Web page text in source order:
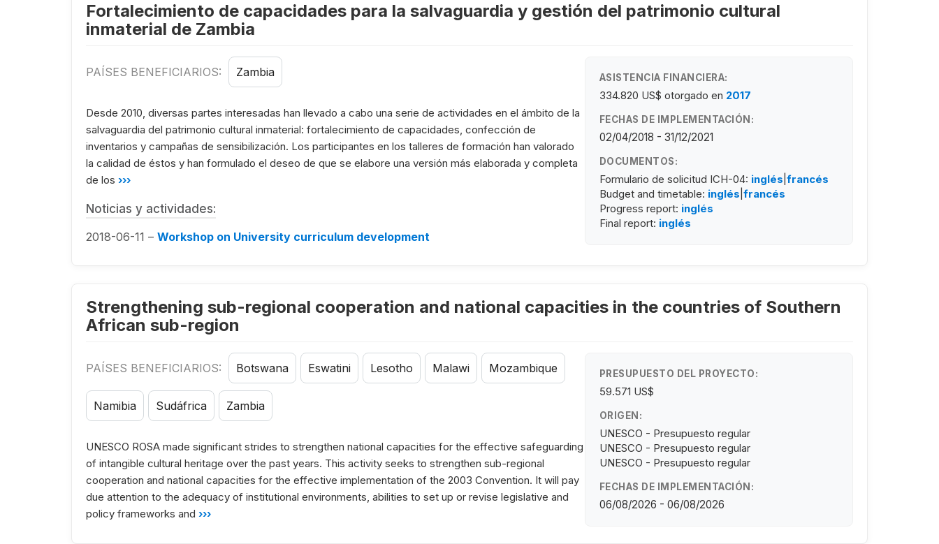
Fortalecimiento de capacidades para la salvaguardia y gestión del patrimonio cultural
inmaterial de Zambia
PAÍSES BENEFICIARIOS: Zambia
Desde 2010, diversas partes interesadas han llevado a cabo una serie de actividades en el ámbito de la
salvaguardia del patrimonio cultural inmaterial: fortalecimiento de capacidades, confección de
inventarios y campañas de sensibilización. Los participantes en los talleres de formación han valorado
la calidad de éstos y han formulado el deseo de que se elabore una versión más elaborada y completa
de los ›››
Noticias y actividades:
2018-06-11 – Workshop on University curriculum development
ASISTENCIA FINANCIERA:
334.820 US$ otorgado en 2017
FECHAS DE IMPLEMENTACIÓN:
02/04/2018 - 31/12/2021
DOCUMENTOS:
Formulario de solicitud ICH-04: inglés francés
Budget and timetable: inglés francés
Progress report: inglés
Final report: inglés
Strengthening sub-regional cooperation and national capacities in the countries of Southern
African sub-region
PAÍSES BENEFICIARIOS: Botswana Eswatini Lesotho Malawi Mozambique
Namibia Sudáfrica Zambia
UNESCO ROSA made significant strides to strengthen national capacities for the effective safeguarding
of intangible cultural heritage over the past years. This activity seeks to strengthen sub-regional
cooperation and national capacities for the effective implementation of the 2003 Convention. It will pay
due attention to the adequacy of institutional environments, abilities to set up or revise legislative and
policy frameworks and ›››
PRESUPUESTO DEL PROYECTO:
59.571 US$
ORIGEN:
UNESCO - Presupuesto regular
UNESCO - Presupuesto regular
UNESCO - Presupuesto regular
FECHAS DE IMPLEMENTACIÓN:
06/08/2026 - 06/08/2026